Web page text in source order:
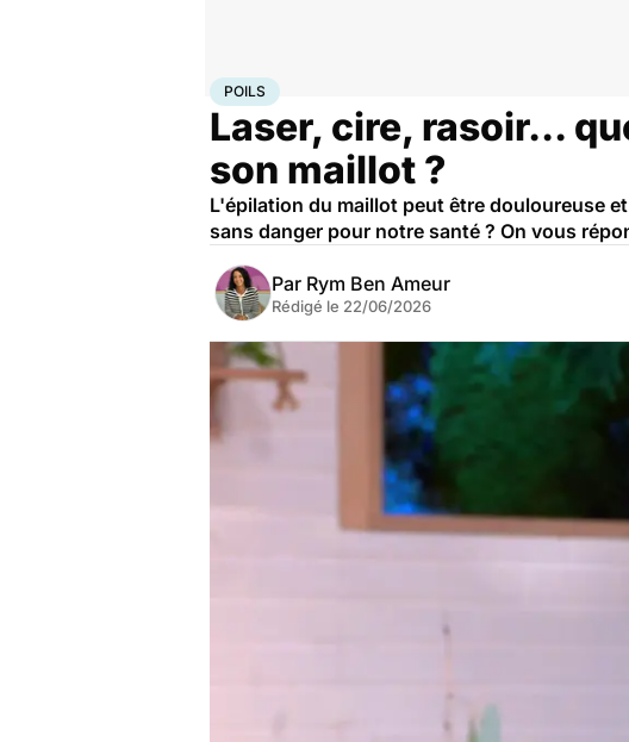
AccueilSanté
POILS
Laser, cire, rasoir...
son maillot ?
L'épilation du maillot peut être douloureuse
sans danger pour notre santé ? On vous
Par Rym Ben Ameur
Rédigé le 22/06/2026